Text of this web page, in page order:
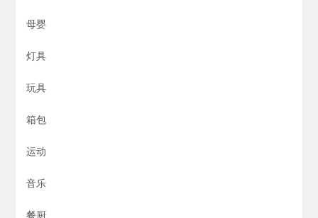
母婴
灯具
玩具
箱包
运动
音乐
餐厨